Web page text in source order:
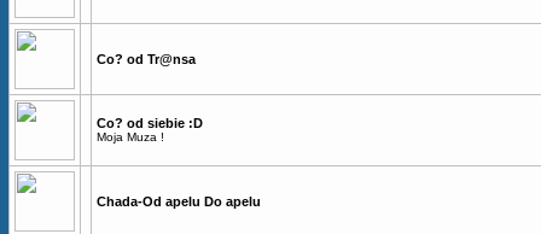
Co? od Tr@nsa
Co? od siebie :D
Moja Muza !
Chada-Od apelu Do apelu